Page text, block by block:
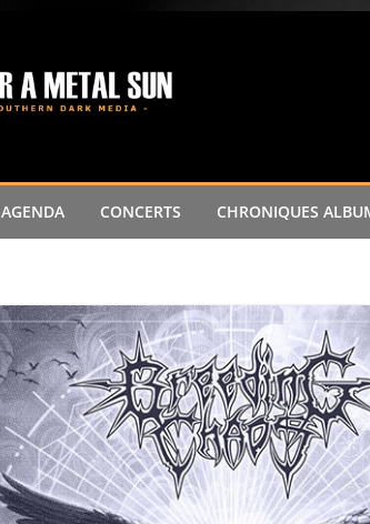
AGENDA CONCERTS CHRONIQUES